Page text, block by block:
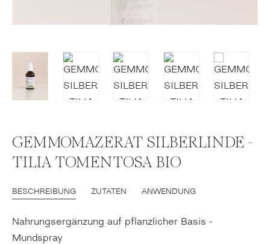
GEMMOMAZERAT SILBERLINDE -
TILIA TOMENTOSA BIO
BESCHREIBUNG ZUTATEN ANWENDUNG
Nahrungsergänzung auf pflanzlicher Basis -
Mundspray